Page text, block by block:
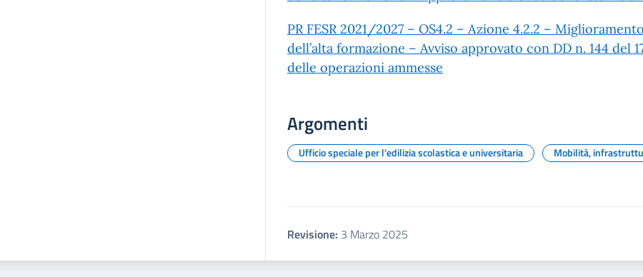
PR FESR 2021/2027 – OS4.2 – Azione 4.2.2 –
dell’alta formazione – Avviso approvato con DD n. 144
delle operazioni ammesse
Argomenti
Ufficio speciale per l’edilizia scolastica e universitaria Mobilità,
Revisione: 3 Marzo 2025